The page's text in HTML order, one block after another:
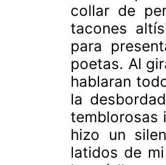
collar de
tacones
para
poetas. Al
hablaran
la
temblorosas
hizo un
latidos de